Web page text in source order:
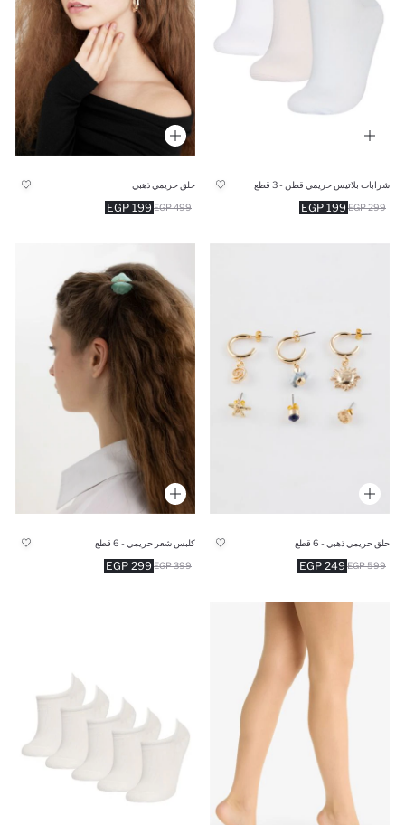
شرابات بلاتيس حريمي قطن - 3 قطع
199 EGP 299 EGP
حلق حريمي ذهبي
199 EGP 499 EGP
حلق حريمي ذهبي - 6 قطع
249 EGP 599 EGP
كلبس شعر حريمي - 6 قطع
299 EGP 399 EGP